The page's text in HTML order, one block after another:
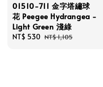
01510-711 金字塔繡球
花 Peegee Hydrangea -
Light Green 淺綠
Sale
NT$ 530 Regular
NT$ 1,105